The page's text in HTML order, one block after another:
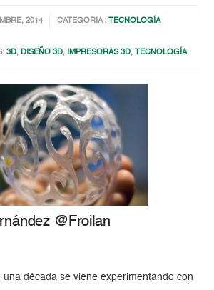
2014 CATEGORIA : TECNOLOGÍA
3D,DISEÑO 3D, IMPRESORAS 3D, TECNOLOGÍA
@Froilan
una década se viene experimentando con